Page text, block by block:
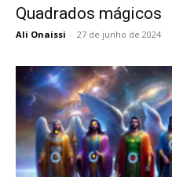
Quadrados mágicos
Ali Onaissi - 27 de junho de 2024